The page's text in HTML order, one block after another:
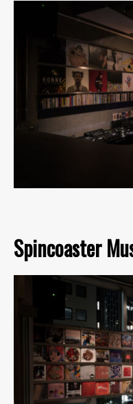
Spincoaster